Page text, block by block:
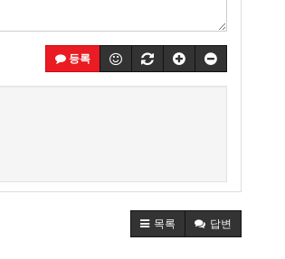
등록
목록 답변